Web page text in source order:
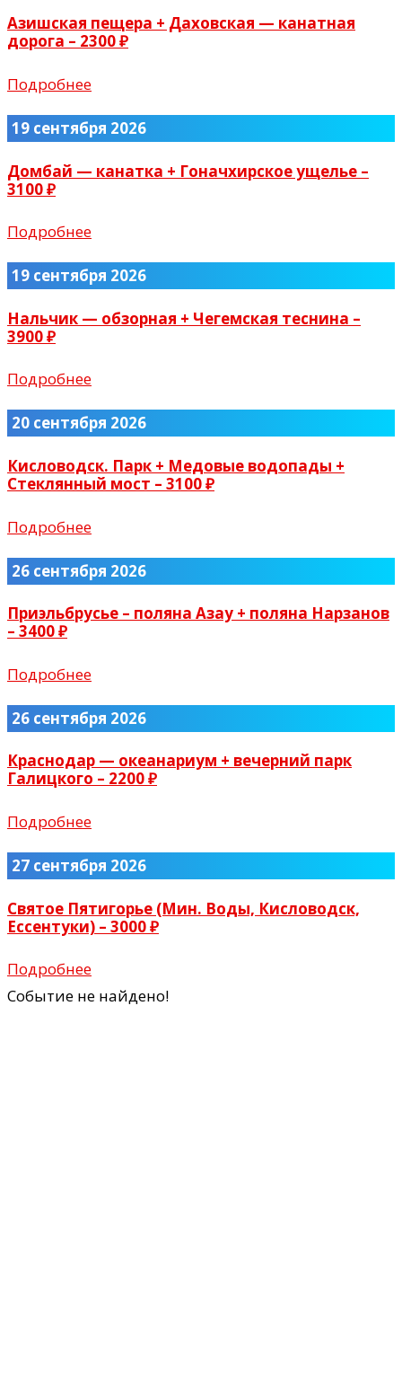
Азишская пещера + Даховская — канатная
дорога – 2300 ₽
Подробнее
19 сентября 2026
Домбай — канатка + Гоначхирское ущелье –
3100 ₽
Подробнее
19 сентября 2026
Нальчик — обзорная + Чегемская теснина –
3900 ₽
Подробнее
20 сентября 2026
Кисловодск. Парк + Медовые водопады +
Стеклянный мост – 3100 ₽
Подробнее
26 сентября 2026
Приэльбрусье – поляна Азау + поляна Нарзанов
– 3400 ₽
Подробнее
26 сентября 2026
Краснодар — океанариум + вечерний парк
Галицкого – 2200 ₽
Подробнее
27 сентября 2026
Святое Пятигорье (Мин. Воды, Кисловодск,
Ессентуки) – 3000 ₽
Подробнее
Событие не найдено!